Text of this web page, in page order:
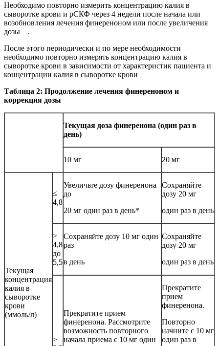
Необходимо повторно измерить концентрацию калия в
сыворотке крови и рСКФ через 4 недели после начала или
возобновления лечения финереноном или после увеличения
дозы .
После этого периодически и по мере необходимости
необходимо повторно измерять концентрацию калия в
сыворотке крови в зависимости от характеристик пациента и
концентрации калия в сыворотке крови
Таблица 2: Продолжение лечения финереноном и
коррекция дозы
Текущая доза финеренона (один раз в
день)
10 мг 20 мг
Текущая
концентрация
калия в
сыворотке
крови
(ммоль/л)
≤
4,8
Увеличьте дозу финеренона
до
20 мг один раз в день*
Сохраняйте
дозу 20 мг
один раз в день
>
4,8
до
5,5
Сохраняйте дозу 10 мг один
раз
в день
Сохраняйте
дозу 20 мг
один раз в день
>
Прекратите прием
финеренона. Рассмотрите
возможность повторного
начала приема с 10 мг один
Прекратите
прием
финеренона.
Повторно
начните с 10 мг
один раз в